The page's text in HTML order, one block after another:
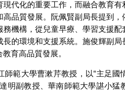
代化的重要工作，而融合教育
品質發展。阮佩賢副局長提到
機構，從兒童早療、學習支援
的環境和支援系統。施俊輝副
育高品質發展。
師範大學曹漱芹教授，以“主足
明副教授、華南師範大學諶小